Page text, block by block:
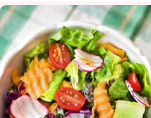
Heho健康